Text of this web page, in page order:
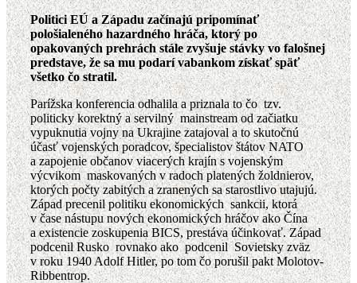
Politici EÚ a Západu začínajú pripomínať
pološialeného hazardného hráča, ktorý po
opakovaných prehrách stále zvyšuje stávky vo falošnej
predstave, že sa mu podarí vabankom získať späť
všetko čo stratil.
Parížska konferencia odhalila a priznala to čo tzv.
politicky korektný a servilný mainstream od začiatku
vypuknutia vojny na Ukrajine zatajoval a to skutočnú
účasť vojenských poradcov, špecialistov štátov NATO
a zapojenie občanov viacerých krajín s vojenským
výcvikom maskovaných v radoch platených žoldnierov,
ktorých počty zabitých a zranených sa starostlivo utajujú.
Západ precenil politiku ekonomických sankcii, ktorá
v čase nástupu nových ekonomických hráčov ako Čína
a existencie zoskupenia BICS, prestáva účinkovať. Západ
podcenil Rusko rovnako ako podcenil Sovietsky zväz
v roku 1940 Adolf Hitler, po tom čo porušil pakt Molotov-
Ribbentrop.